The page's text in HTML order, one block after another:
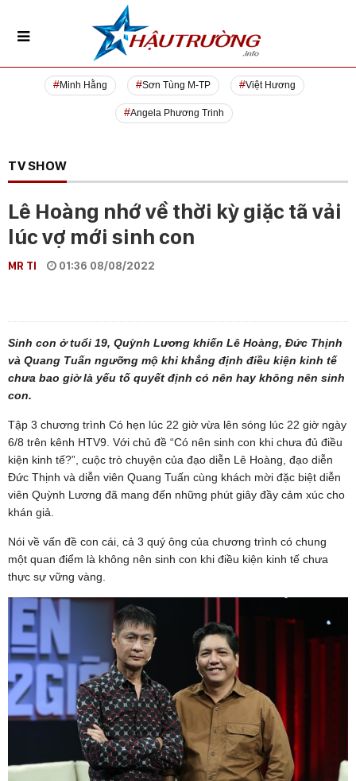
Minh Hằng Sơn Tùng M-TP Việt Hương
Angela Phương Trinh
TV SHOW
Lê Hoàng nhớ về thời kỳ giặc tã vải
lúc vợ mới sinh con
MR TI 01:36 08/08/2022
Sinh con ở tuổi 19, Quỳnh Lương khiến Lê Hoàng, Đức Thịnh
và Quang Tuấn ngưỡng mộ khi khẳng định điều kiện kinh tế
chưa bao giờ là yếu tố quyết định có nên hay không nên sinh
con.
Tập 3 chương trình Có hẹn lúc 22 giờ vừa lên sóng lúc 22 giờ ngày
6/8 trên kênh HTV9. Với chủ đề “Có nên sinh con khi chưa đủ điều
kiện kinh tế?”, cuộc trò chuyện của đạo diễn Lê Hoàng, đạo diễn
Đức Thịnh và diễn viên Quang Tuấn cùng khách mời đặc biệt diễn
viên Quỳnh Lương đã mang đến những phút giây đầy cảm xúc cho
khán giả.
Nói về vấn đề con cái, cả 3 quý ông của chương trình có chung
một quan điểm là không nên sinh con khi điều kiện kinh tế chưa
thực sự vững vàng.